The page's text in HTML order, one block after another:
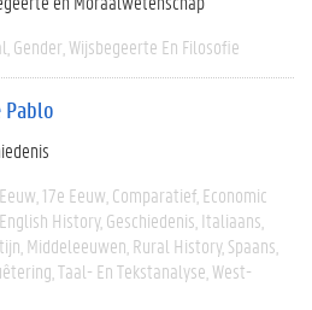
Gender Wijsbegeerte En Filosofie
Pablo
17e Eeuw Comparatief Economic
English History Geschiedenis Italiaans
Middeleeuwen Rural History Spaans
Taal- En Tekstanalyse West-